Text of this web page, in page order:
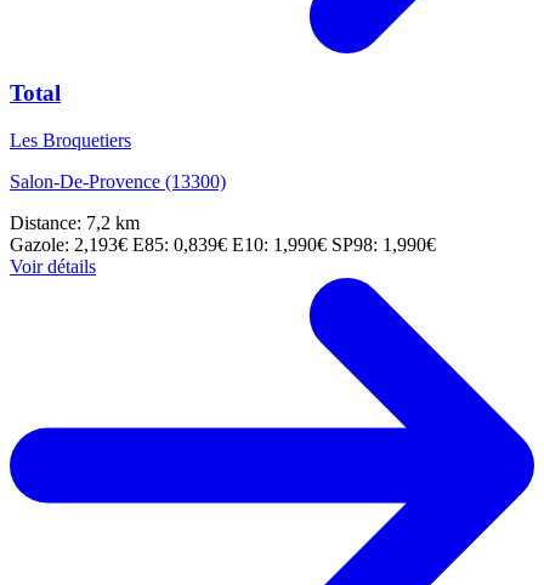
Total
Les Broquetiers
Salon-De-Provence (13300)
Distance: 7,2 km
Gazole: 2,193€ E85: 0,839€ E10: 1,990€ SP98: 1,990€
Voir détails